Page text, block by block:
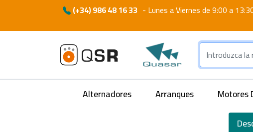
(+34) 986 48 16 33 - Lunes a Viernes de 9:00 a
Alternadores Arranques Motores